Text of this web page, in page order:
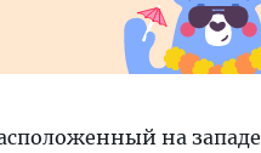
на западе